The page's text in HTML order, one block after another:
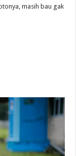
masih bau gak